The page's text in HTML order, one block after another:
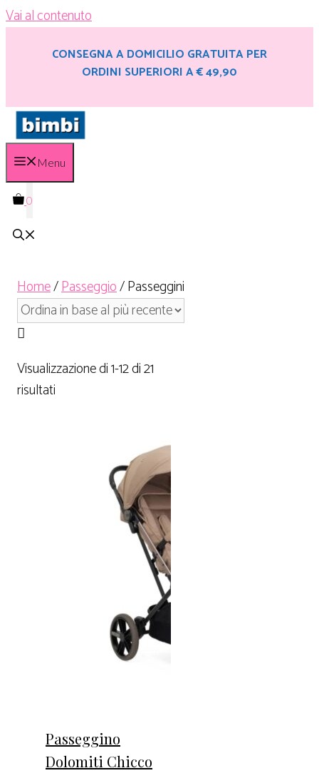
Vai al contenuto
CONSEGNA A DOMICILIO GRATUITA PER
ORDINI SUPERIORI A € 49,90
Menu
0
Home/Passeggio/ Passeggini
Visualizzazione di 1-12 di 21
risultati
Passeggino
Dolomiti Chicco